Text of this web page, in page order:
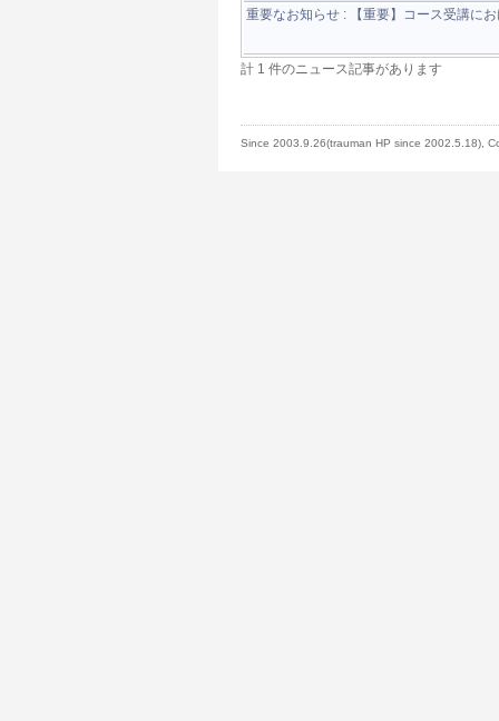
重要なお知らせ : 【重要】コース受講に
計 1 件のニュース記事があります
Since 2003.9.26(trauman HP since 2002.5.18),